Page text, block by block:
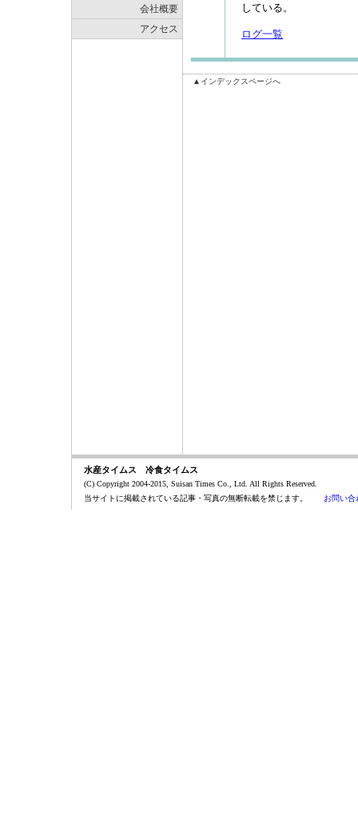
会社概要
アクセス
している。
ログ一覧
▲インデックスページへ
水産タイムス 冷食タイムス
(C) Copyright 2004-2015, Suisan Times Co., Ltd. All Rights Reserved.
当サイトに掲載されている記事・写真の無断転載を禁じます。 お問い合